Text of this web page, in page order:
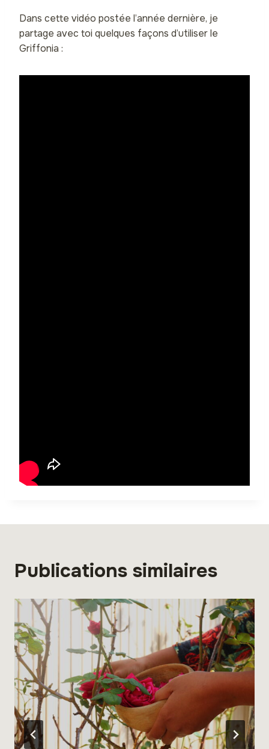
Dans cette vidéo postée l’année dernière, je
partage avec toi quelques façons d’utiliser le
Griffonia :
Publications similaires